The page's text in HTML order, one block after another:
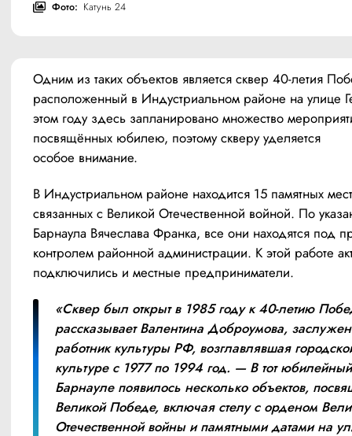
Фото: Катунь 24
Одним из таких объектов является сквер 40-летия
расположенный в Индустриальном районе на улице
этом году здесь запланировано множество
посвящённых юбилею, поэтому скверу уделяется
особое внимание.
В Индустриальном районе находится 15 памятных
связанных с Великой Отечественной войной. По
Барнаула Вячеслава Франка, все они находятся под
контролем районной администрации. К этой работе
подключились и местные предприниматели.
«Сквер был открыт в 1985 году к 40-летию
рассказывает Валентина Доброумова,
работник культуры РФ, возглавлявшая
культуре с 1977 по 1994 год. — В тот
Барнауле появилось несколько объектов,
Великой Победе, включая стелу с орденом
Отечественной войны и памятными датами на